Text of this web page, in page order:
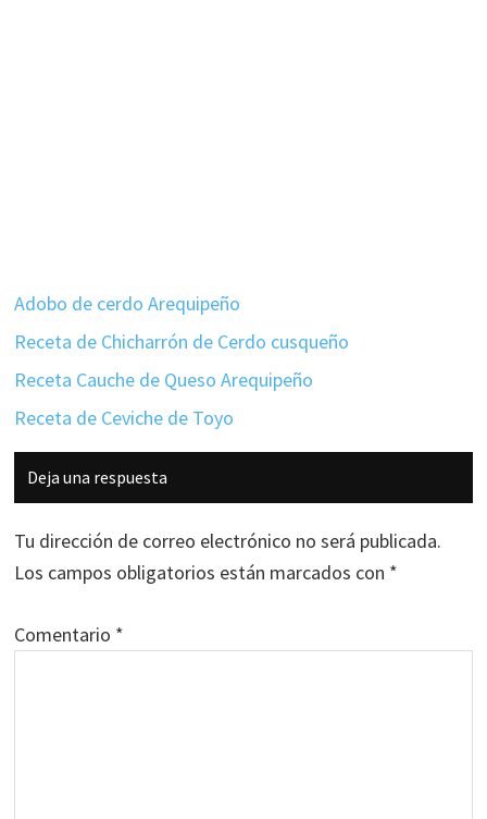
Adobo de cerdo Arequipeño
Receta de Chicharrón de Cerdo cusqueño
Receta Cauche de Queso Arequipeño
Receta de Ceviche de Toyo
Interacciones
con
los
lectores
Deja una respuesta
Tu dirección de correo electrónico no será publicada.
Los campos obligatorios están marcados con *
Comentario *